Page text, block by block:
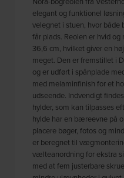
elegant og funktionel
velegnet i stuen, hvor
får plads. Reolen er hvid
36,6 cm, hvilket giver en
meget. Den er fremstillet i
og er udført i spånplade
med melaminfinish for et
udseende. Indvendigt
hylder, som kan tilpasses
hylde har en bæreevne på
placere bøger, fotos og
er beregnet til
vælteanordning for ekstra
med at fem justerbare